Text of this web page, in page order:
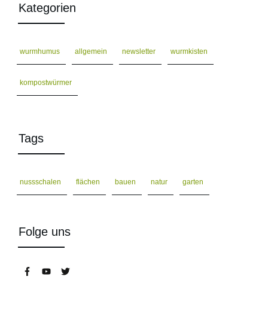
Kategorien
wurmhumus allgemein newsletter wurmkisten
kompostwürmer
Tags
nussschalen flächen bauen natur garten
Folge uns